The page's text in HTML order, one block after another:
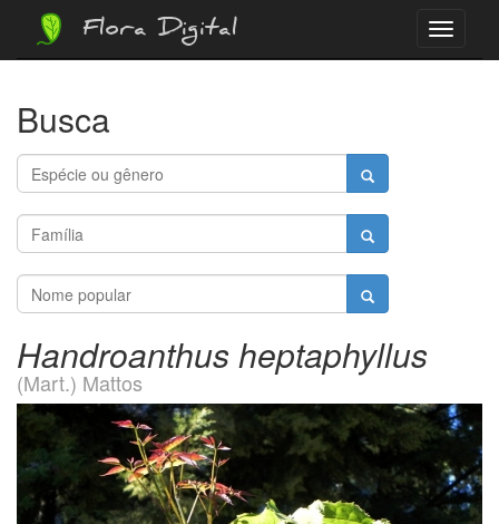
Menu
Flora Digital
Busca
Handroanthus heptaphyllus
(Mart.) Mattos